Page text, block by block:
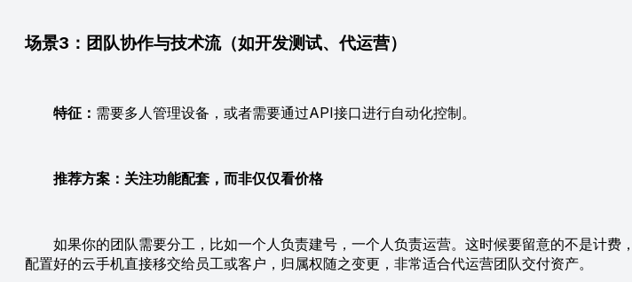
场景3：团队协作与技术流（如开发测试、代运营）
特征： 需要多人管理设备，或者需要通过API接口进行自动化控制。
推荐方案：关注功能配套，而非仅仅看价格
如果你的团队需要分工，比如一个人负责建号，一个人负责运营。这时候要留意的不是计费
配置好的云手机直接移交给员工或客户，归属权随之变更，非常适合代运营团队交付资产。